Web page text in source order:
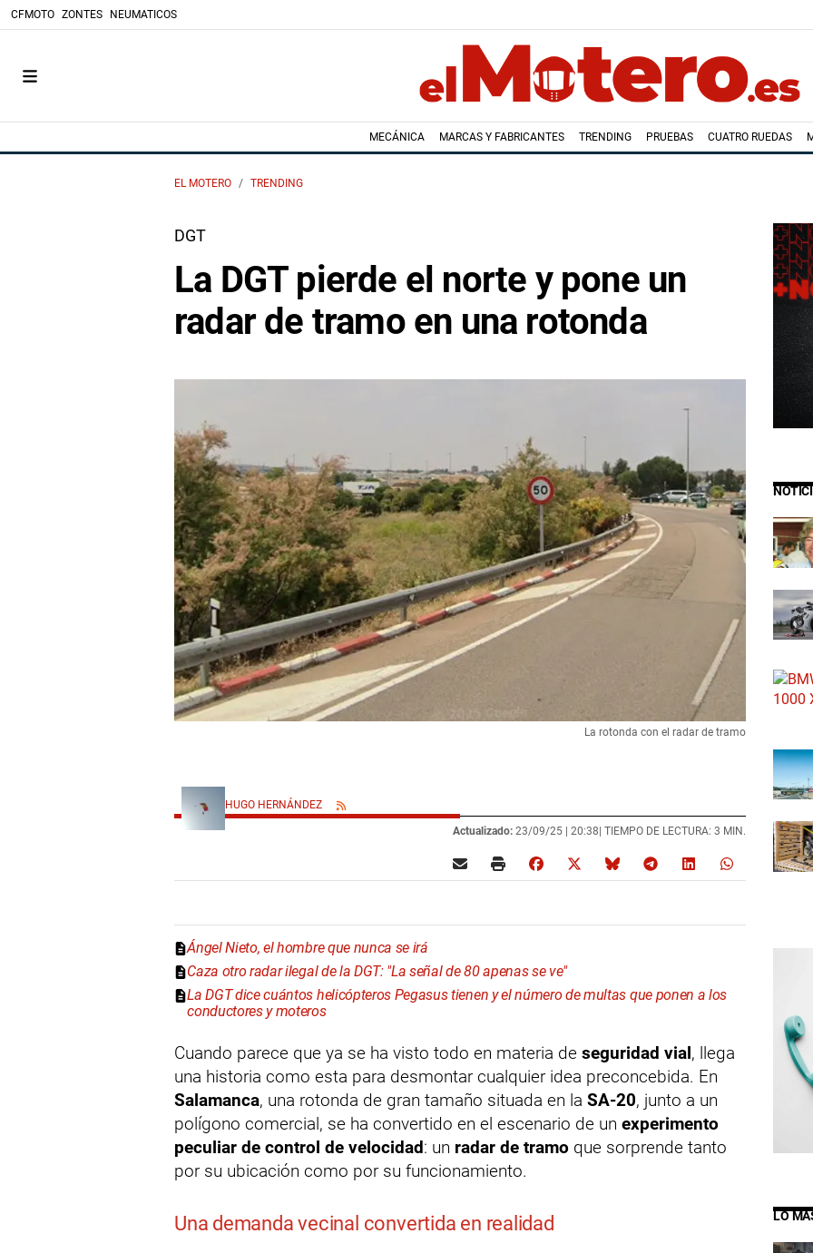
CFMOTO ZONTES NEUMATICOS
MECÁNICA MARCAS Y FABRICANTES TRENDING PRUEBAS CUATRO RUEDAS
EL MOTERO TRENDING
DGT
La DGT pierde el norte y pone un
radar de tramo en una rotonda
La rotonda con el radar de tramo
HUGO HERNÁNDEZ
Actualizado: 23/09/25 | 20:38 | TIEMPO DE LECTURA: 3 MIN.
Ángel Nieto, el hombre que nunca se irá
Caza otro radar ilegal de la DGT: "La señal de 80 apenas se ve"
La DGT dice cuántos helicópteros Pegasus tienen y el número de multas que ponen a los
conductores y moteros
Cuando parece que ya se ha visto todo en materia de seguridad vial, llega
una historia como esta para desmontar cualquier idea preconcebida. En
Salamanca, una rotonda de gran tamaño situada en la SA-20, junto a un
polígono comercial, se ha convertido en el escenario de un experimento
peculiar de control de velocidad: un radar de tramo que sorprende tanto
por su ubicación como por su funcionamiento.
Una demanda vecinal convertida en realidad LO